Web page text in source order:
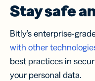
Stay safe
Bitly’s enterprise-
with other
best practices in
your personal data.